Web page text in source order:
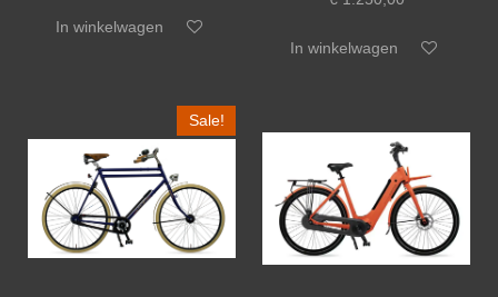
In winkelwagen
In winkelwagen
Sale!